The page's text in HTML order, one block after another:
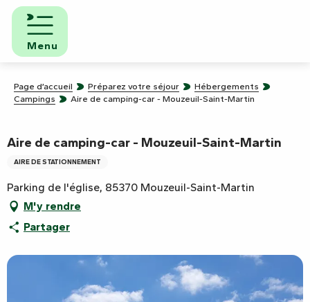
Aller
contenu
principal
Menu
Page d’accueil Préparez votre séjour
Hébergements
Campings
Aire de camping-car - Mouzeuil-Saint-Martin
Aire de camping-car - Mouzeuil-Saint-Martin
AIRE DE STATIONNEMENT
Parking de l'église, 85370 Mouzeuil-Saint-Martin
M'y rendre
Partager